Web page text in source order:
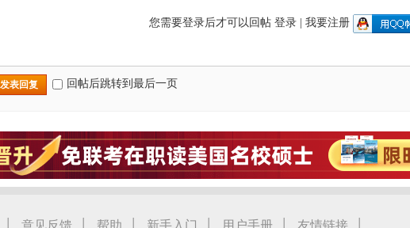
您需要登录后才可以回帖 登录| 我要注册
发表回复 回帖后跳转到最后一页
| 意见反馈 | 帮助 | 新手入门 | 用户手册 | 友情链接 |